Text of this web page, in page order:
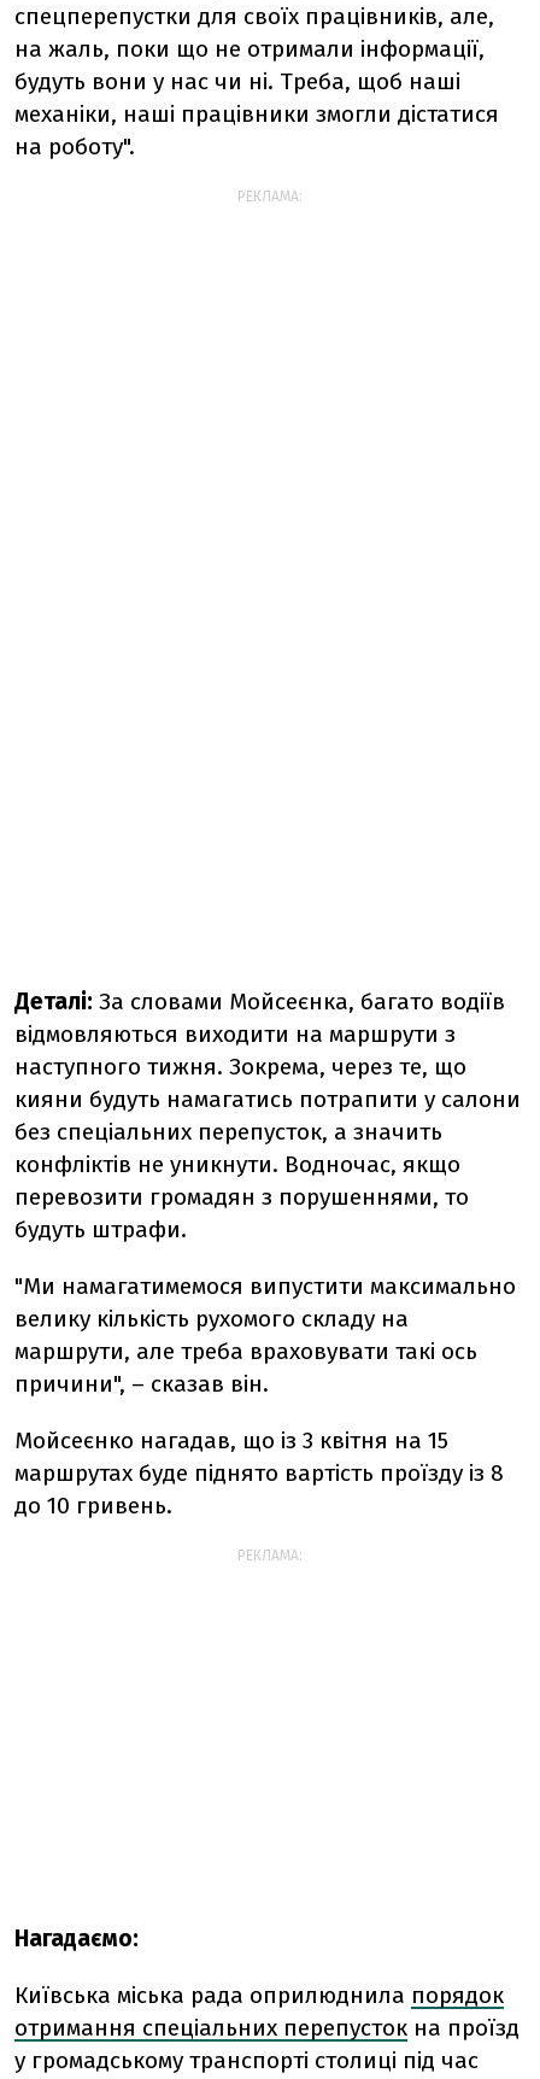
спецперепустки для своїх працівників, але,
на жаль, поки що не отримали інформації,
будуть вони у нас чи ні. Треба, щоб наші
механіки, наші працівники змогли дістатися
на роботу".
РЕКЛАМА:
Деталі: За словами Мойсеєнка, багато водіїв
відмовляються виходити на маршрути з
наступного тижня. Зокрема, через те, що
кияни будуть намагатись потрапити у салони
без спеціальних перепусток, а значить
конфліктів не уникнути. Водночас, якщо
перевозити громадян з порушеннями, то
будуть штрафи.
"Ми намагатимемося випустити максимально
велику кількість рухомого складу на
маршрути, але треба враховувати такі ось
причини", – сказав він.
Мойсеєнко нагадав, що із 3 квітня на 15
маршрутах буде піднято вартість проїзду із 8
до 10 гривень.
РЕКЛАМА:
Нагадаємо:
Київська міська рада оприлюднила порядок
отримання спеціальних перепусток на проїзд
у громадському транспорті столиці під час